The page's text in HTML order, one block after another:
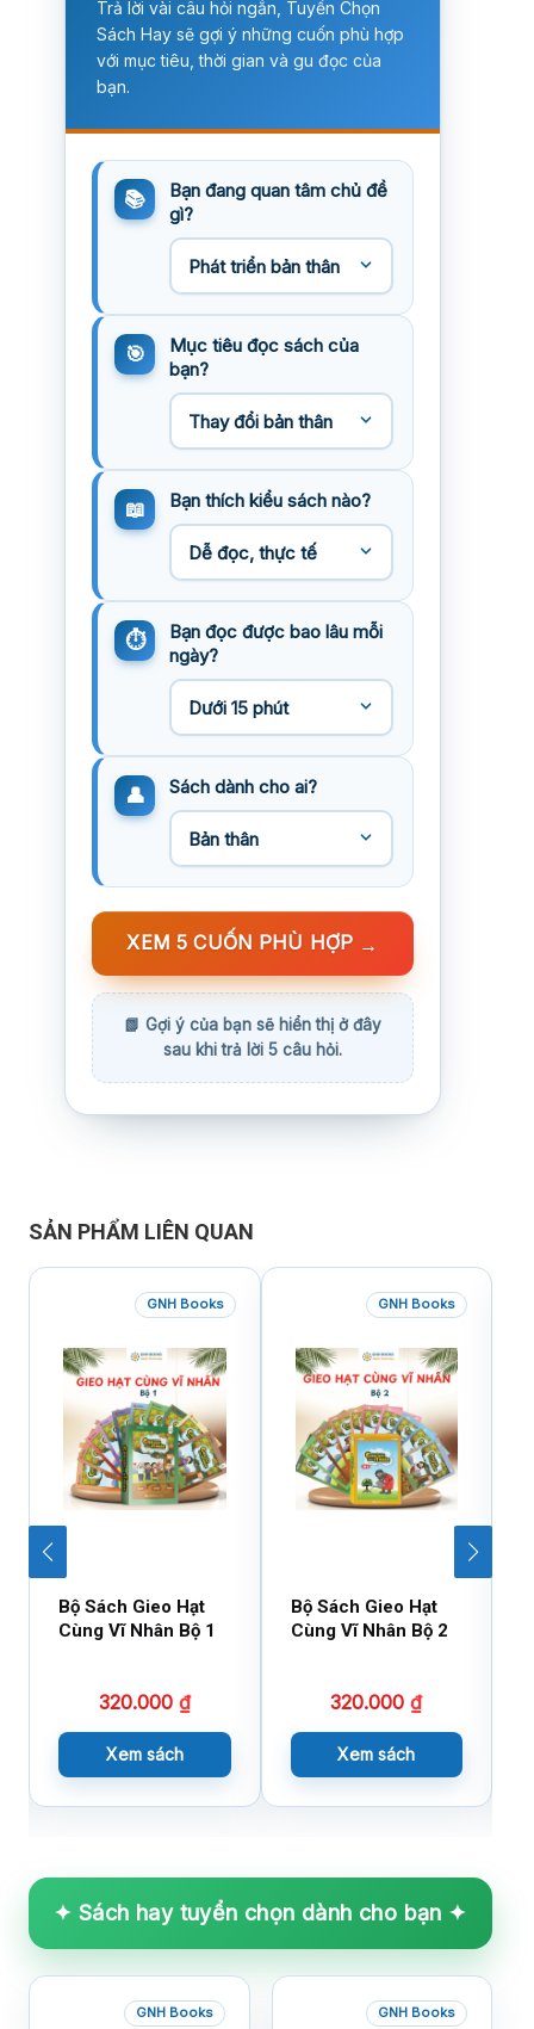
Trả lời vài câu hỏi ngắn, Tuyển Chọn
Sách Hay sẽ gợi ý những cuốn phù hợp
với mục tiêu, thời gian và gu đọc của
bạn.
Bạn đang quan tâm chủ đề
gì?
Mục tiêu đọc sách của
bạn?
Bạn thích kiểu sách nào?
Bạn đọc được bao lâu mỗi
ngày?
Sách dành cho ai?
XEM 5 CUỐN PHÙ HỢP →
SẢN PHẨM LIÊN QUAN
GNH Books
Bộ Sách Gieo Hạt
Cùng Vĩ Nhân Bộ 1
320.000 ₫
Xem sách
GNH Books
Bộ Sách Gieo Hạt
Cùng Vĩ Nhân Bộ 2
320.000₫
Xem sách
✦ Sách hay tuyển chọn dành cho bạn ✦
GNH Books GNH Books